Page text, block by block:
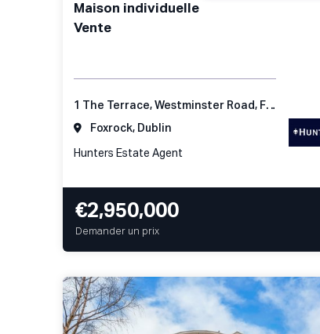
Maison individuelle
Vente
1 The Terrace, Westminster Road, Foxrock, Dublin 18
Foxrock, Dublin
Hunters Estate Agent
€2,950,000
Demander un prix